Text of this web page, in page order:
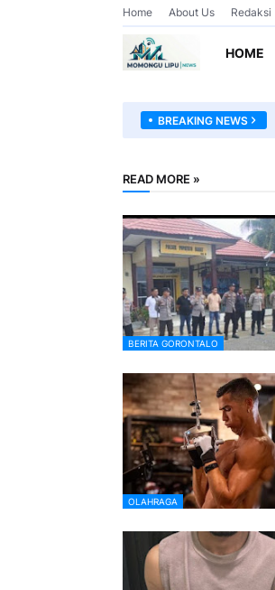
Home About Us Redaksi
HOME
BREAKING NEWS
READ MORE »
BERITA GORONTALO
OLAHRAGA